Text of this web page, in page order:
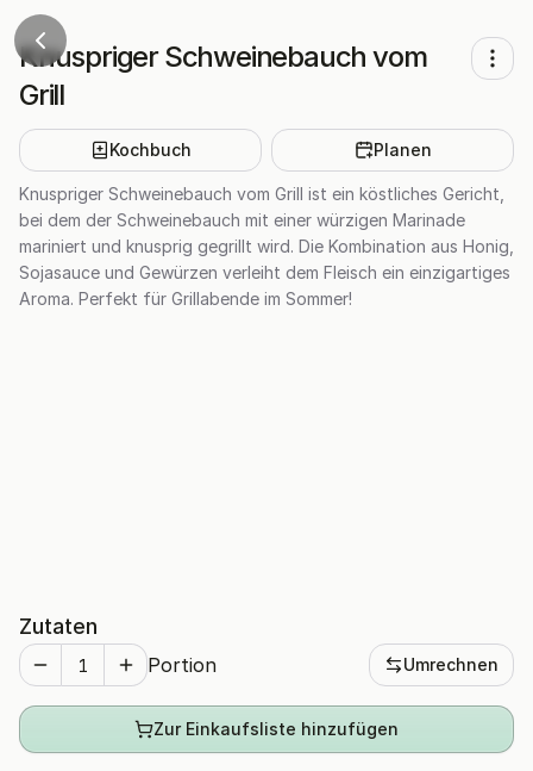
Knuspriger Schweinebauch vom
Grill
Kochbuch Planen
Knuspriger Schweinebauch vom Grill ist ein köstliches Gericht,
bei dem der Schweinebauch mit einer würzigen Marinade
mariniert und knusprig gegrillt wird. Die Kombination aus Honig,
Sojasauce und Gewürzen verleiht dem Fleisch ein einzigartiges
Aroma. Perfekt für Grillabende im Sommer!
Zutaten
Portion Umrechnen
Zur Einkaufsliste hinzufügen